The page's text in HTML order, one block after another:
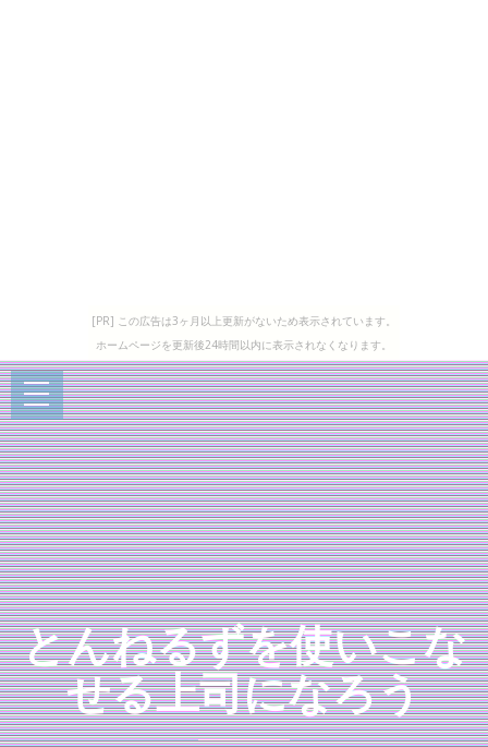
[PR] この広告は3ヶ月以上更新がないため表示されています。
ホームページを更新後24時間以内に表示されなくなります。
とんねるずを使いこな
せる上司になろう